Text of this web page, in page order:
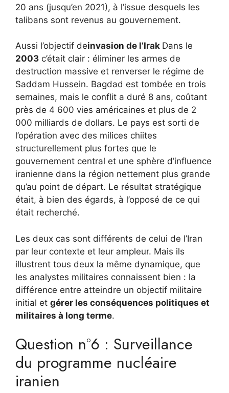
20 ans (jusqu’en 2021), à l’issue desquels les
talibans sont revenus au gouvernement.
Aussi l’objectif deinvasion de l’Irak Dans le
2003 c’était clair : éliminer les armes de
destruction massive et renverser le régime de
Saddam Hussein. Bagdad est tombée en trois
semaines, mais le conflit a duré 8 ans, coûtant
près de 4 600 vies américaines et plus de 2
000 milliards de dollars. Le pays est sorti de
l’opération avec des milices chiites
structurellement plus fortes que le
gouvernement central et une sphère d’influence
iranienne dans la région nettement plus grande
qu’au point de départ. Le résultat stratégique
était, à bien des égards, à l’opposé de ce qui
était recherché.
Les deux cas sont différents de celui de l’Iran
par leur contexte et leur ampleur. Mais ils
illustrent tous deux la même dynamique, que
les analystes militaires connaissent bien : la
différence entre atteindre un objectif militaire
initial et gérer les conséquences politiques et
militaires à long terme.
Question n°6 : Surveillance
du programme nucléaire
iranien